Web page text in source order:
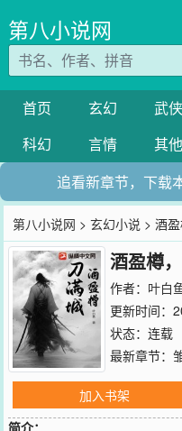
第八小说网
首页 玄幻 武侠
科幻
言情 其他
追看新章节，下载
第八小说网 >玄幻小说 > 酒
酒盈樽
作者： 叶白
更新时间：
状态：连载
最新章节：
加入书架
简介：